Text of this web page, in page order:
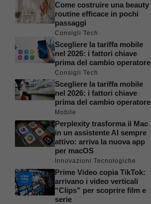
Come costruire una beauty
routine efficace in pochi
passaggi
Consigli Tech
Scegliere la tariffa mobile
nel 2026: i fattori chiave
prima del cambio operatore
Consigli Tech
Scegliere la tariffa mobile
nel 2026: i fattori chiave
prima del cambio operatore
Mobile
Perplexity trasforma il Mac
in un assistente AI sempre
attivo: arriva la nuova app
per macOS
Innovazioni Tecnologiche
Prime Video copia TikTok:
arrivano i video verticali
“Clips” per scoprire film e
serie